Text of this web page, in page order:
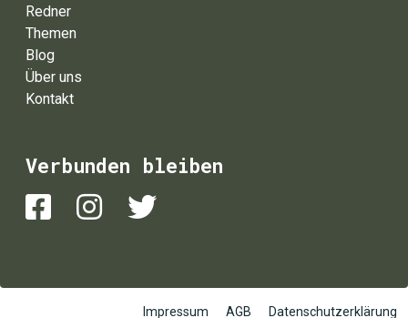
Redner
Themen
Blog
Über uns
Kontakt
Verbunden bleiben
Impressum AGB Datenschutzerklärung